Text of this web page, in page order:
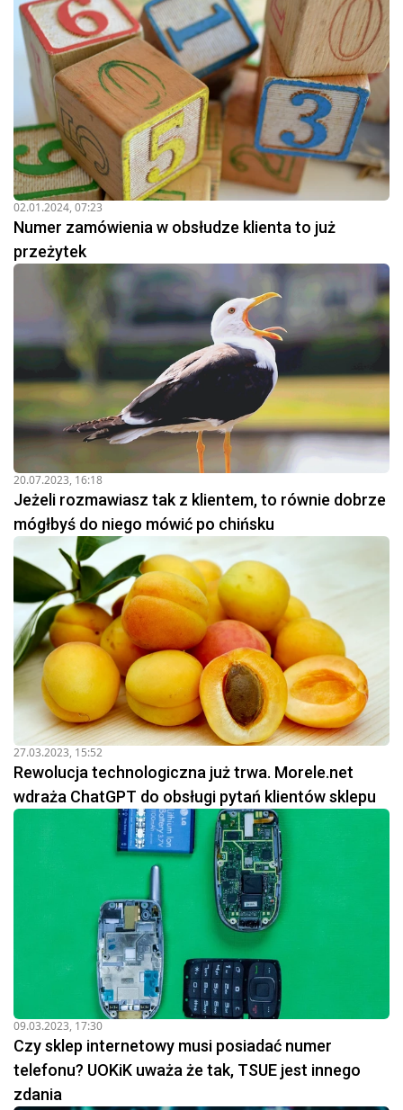
02.01.2024, 07:23
Numer zamówienia w obsłudze klienta to już
przeżytek
20.07.2023, 16:18
Jeżeli rozmawiasz tak z klientem, to równie dobrze
mógłbyś do niego mówić po chińsku
27.03.2023, 15:52
Rewolucja technologiczna już trwa. Morele.net
wdraża ChatGPT do obsługi pytań klientów sklepu
09.03.2023, 17:30
Czy sklep internetowy musi posiadać numer
telefonu? UOKiK uważa że tak, TSUE jest innego
zdania